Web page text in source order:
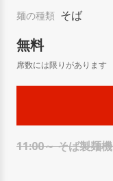
麺の種類 そば
無料
11:00～ そば製麺